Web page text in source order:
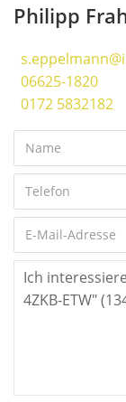
Philipp
06625-1820
0172 5832182